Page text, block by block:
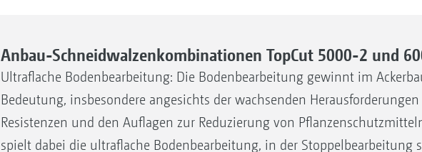
Anbau-Schneidwalzenkombinationen TopCut 5000-2 und
Ultraflache Bodenbearbeitung: Die Bodenbearbeitung gewinnt im
Bedeutung, insbesondere angesichts der wachsenden
Resistenzen und den Auflagen zur Reduzierung von
spielt dabei die ultraflache Bodenbearbeitung, in der Stoppelbearbeitung